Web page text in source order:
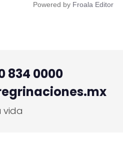
Powered by Froala Editor
834 0000
vida